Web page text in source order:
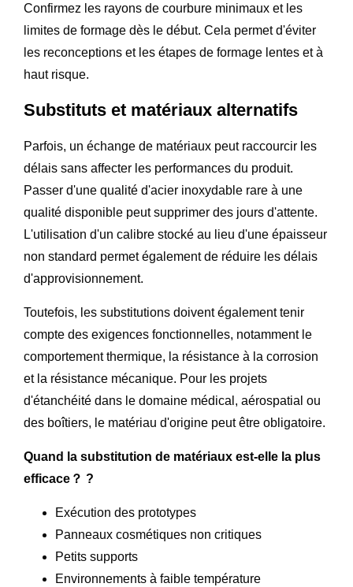
Confirmez les rayons de courbure minimaux et les
limites de formage dès le début. Cela permet d'éviter
les reconceptions et les étapes de formage lentes et à
haut risque.
Substituts et matériaux alternatifs
Parfois, un échange de matériaux peut raccourcir les
délais sans affecter les performances du produit.
Passer d'une qualité d'acier inoxydable rare à une
qualité disponible peut supprimer des jours d'attente.
L'utilisation d'un calibre stocké au lieu d'une épaisseur
non standard permet également de réduire les délais
d'approvisionnement.
Toutefois, les substitutions doivent également tenir
compte des exigences fonctionnelles, notamment le
comportement thermique, la résistance à la corrosion
et la résistance mécanique. Pour les projets
d'étanchéité dans le domaine médical, aérospatial ou
des boîtiers, le matériau d'origine peut être obligatoire.
Quand la substitution de matériaux est-elle la plus
efficace？ ?
Exécution des prototypes
Panneaux cosmétiques non critiques
Petits supports
Environnements à faible température